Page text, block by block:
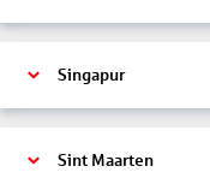
Singapur
Sint Maarten